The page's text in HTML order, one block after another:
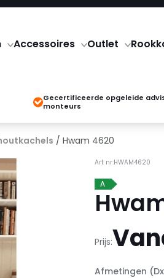
Accessoires Outlet
Gecertificeerde opgeleide
monteurs
/ Hwam 4620
Art nr:HWAM4620
A
Prijs:
Afmetingen